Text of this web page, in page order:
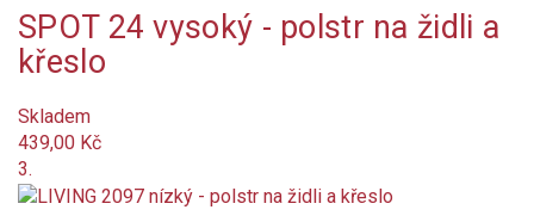
žlutá
zelená
červená
SPOT 24 vysoký - polstr na židli a
křeslo
Skladem
439,00 Kč
3.